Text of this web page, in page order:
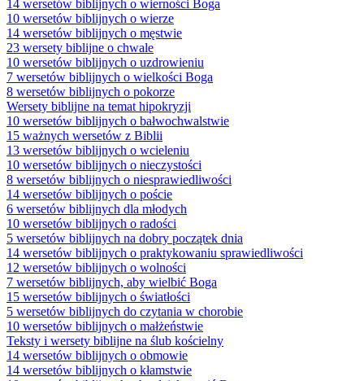
14 wersetów biblijnych o wierności Boga
10 wersetów biblijnych o wierze
14 wersetów biblijnych o męstwie
23 wersety biblijne o chwale
10 wersetów biblijnych o uzdrowieniu
7 wersetów biblijnych o wielkości Boga
8 wersetów biblijnych o pokorze
Wersety biblijne na temat hipokryzji
10 wersetów biblijnych o bałwochwalstwie
15 ważnych wersetów z Biblii
13 wersetów biblijnych o wcieleniu
10 wersetów biblijnych o nieczystości
8 wersetów biblijnych o niesprawiedliwości
14 wersetów biblijnych o poście
6 wersetów biblijnych dla młodych
10 wersetów biblijnych o radości
5 wersetów biblijnych na dobry początek dnia
14 wersetów biblijnych o praktykowaniu sprawiedliwości
12 wersetów biblijnych o wolności
7 wersetów biblijnych, aby wielbić Boga
15 wersetów biblijnych o światłości
5 wersetów biblijnych do czytania w chorobie
10 wersetów biblijnych o małżeństwie
Teksty i wersety biblijne na ślub kościelny
14 wersetów biblijnych o obmowie
14 wersetów biblijnych o kłamstwie